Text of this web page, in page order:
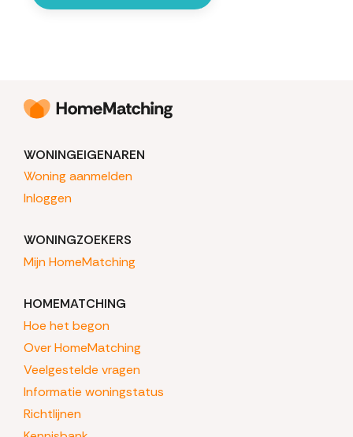
WONINGEIGENAREN
Woning aanmelden
Inloggen
WONINGZOEKERS
Mijn HomeMatching
HOMEMATCHING
Hoe het begon
Over HomeMatching
Veelgestelde vragen
Informatie woningstatus
Richtlijnen